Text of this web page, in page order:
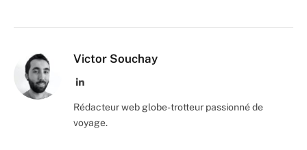
Victor Souchay
LinkedIn
Rédacteur web globe-trotteur passionné de
voyage.